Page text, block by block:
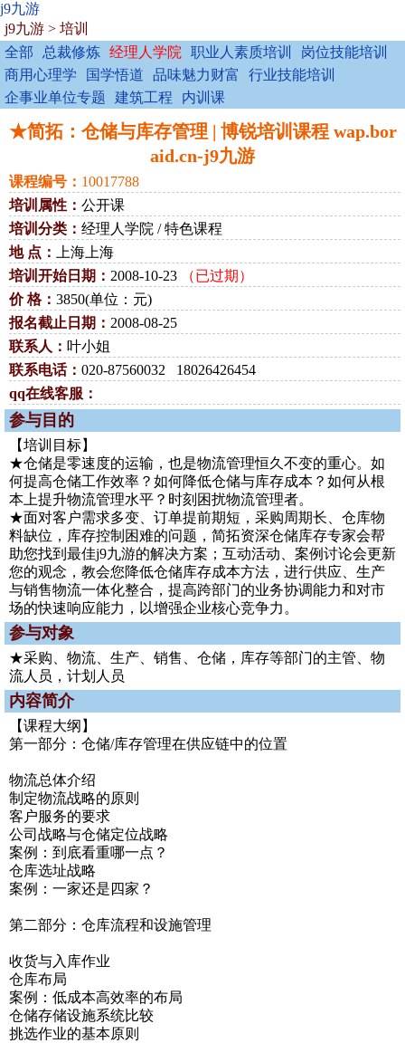
j9九游
j9九游 > 培训
全部
总裁修炼 经理人学院 职业人素质培训
岗位技能培训
商用心理学
国学悟道 品味魅力财富
行业技能培训
企事业单位专题
建筑工程 内训课
★简拓：仓储与库存管理 | 博锐培训课程 wap.bor
aid.cn-j9九游
课程编号： 10017788
培训属性： 公开课
培训分类： 经理人学院 / 特色课程
地 点：
上海上海
培训开始日期： 2008-10-23
（已过期）
价 格： 3850(单位：元)
报名截止日期： 2008-08-25
联系人： 叶小姐
联系电话： 020-87560032 18026426454
qq在线客服：
参与目的
【培训目标】
★仓储是零速度的运输，也是物流管理恒久不变的重心。如
何提高仓储工作效率？如何降低仓储与库存成本？如何从根
本上提升物流管理水平？时刻困扰物流管理者。
★面对客户需求多变、订单提前期短，采购周期长、仓库物
料缺位，库存控制困难的问题，简拓资深仓储库存专家会帮
助您找到最佳j9九游的解决方案；互动活动、案例讨论会更新
您的观念，教会您降低仓储库存成本方法，进行供应、生产
与销售物流一体化整合，提高跨部门的业务协调能力和对市
场的快速响应能力，以增强企业核心竞争力。
参与对象
★采购、物流、生产、销售、仓储，库存等部门的主管、物
流人员，计划人员
内容简介
【课程大纲】
第一部分：仓储/库存管理在供应链中的位置
物流总体介绍
制定物流战略的原则
客户服务的要求
公司战略与仓储定位战略
案例：到底看重哪一点？
仓库选址战略
案例：一家还是四家？
第二部分：仓库流程和设施管理
收货与入库作业
仓库布局
案例：低成本高效率的布局
仓储存储设施系统比较
挑选作业的基本原则